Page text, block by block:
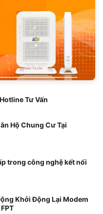
Tư Vấn
Hộ Chung Cư Tại
trong công nghệ kết nối
Khởi Động Lại Modem